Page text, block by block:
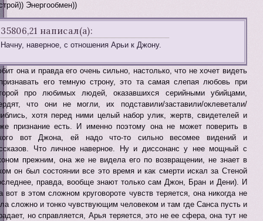
Энергообмен))
35806,21 написал(а):
Начну, наверное, с отношения Арьи к Джону.
она и правда его очень сильно, настолько, что не хочет видеть
его темную строну, это та самая слепая любовь при
про любимых людей, оказавшихся серийными убийцами,
что они не могли, их подставили/заставили/оклеветали/
хотя перед ними целый набор улик, жертв, свидетелей и
признание есть. И именно поэтому она не может поверить в
вот Джона, ей надо что-то сильно весомее видений и
Что личное наверное. Ну и диссонанс у нее мощный с
прежним, она же не видела его по возвращении, не знает в
он был состоянии все это время и как смерти искал за Стеной
правда, вообще знают только сам Джон, Бран и Дени). И
вот в этом сложном круговороте чувств теряется, она никогда не
сложно и тонко чувствующим человеком и там где Санса пусть и
но справляется, Арья теряется, это не ее сфера, она тут не